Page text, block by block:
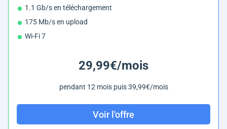
1.1 Gb/s en téléchargement
175 Mb/s en upload
Wi-Fi 7
29,99€/mois
pendant 12 mois puis 39,99€/mois
Voir l'offre